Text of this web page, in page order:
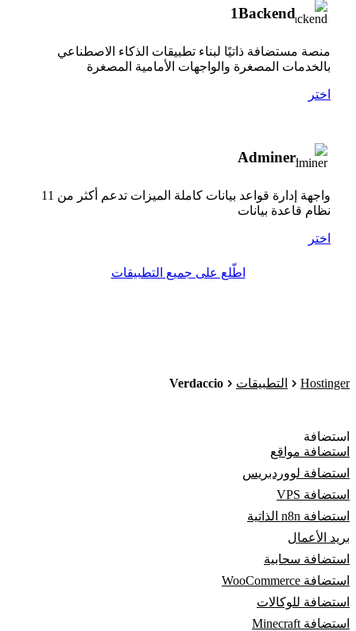
1Backend
منصة مستضافة ذاتيًا لبناء تطبيقات الذكاء الاصطناعي
بالخدمات المصغرة والواجهات الأمامية المصغرة
اختر
Adminer
واجهة إدارة قواعد بيانات كاملة الميزات تدعم أكثر من 11
نظام قاعدة بيانات
اختر
اطّلع على جميع التطبيقات
Hostinger التطبيقات Verdaccio
استضافة
استضافة مواقع
استضافة لووردبريس
استضافة VPS
استضافة n8n الذاتية
بريد الأعمال
استضافة سحابية
استضافة WooCommerce
استضافة للوكالات
استضافة Minecraft